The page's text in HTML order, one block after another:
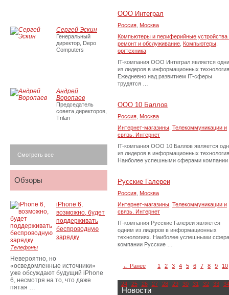
ООО Интеграл
Россия Москва
Компьютеры и периферийные устройства
ремонт и обслуживание Компьютеры,
оргтехника
IT-компания ООО Интеграл является
из лидеров в информационных
Ежедневно над развитием IT-сферы
трудятся …
ООО 10 Баллов
Россия Москва
Интернет-магазины Телекоммуникации и
связь. Интернет
IT-компания ООО 10 Баллов является
из лидеров в информационных
Наиболее успешными сферами
Русские Галереи
Россия Москва
Интернет-магазины Телекоммуникации и
связь. Интернет
IT-компания Русские Галереи является
одним из лидеров в информационных
технологиях. Наиболее успешными
компании Русские …
← Ранее 1 2 3 4 5 6 7 8 9 10
24 25 26 27 28 29 30 31 32 33 34
Новости
Сергей Эскин
Генеральный
директор, Depo
Computers
Андрей
Воропаев
Председатель
совета директоров,
Trilan
Смотреть все
Обзоры
iPhone 6,
возможно, будет
поддерживать
беспроводную
зарядку
Телефоны
Невероятно, но
«осведомленные источники»
уже обсуждают будущий iPhone
6, несмотря на то, что даже
пятая …